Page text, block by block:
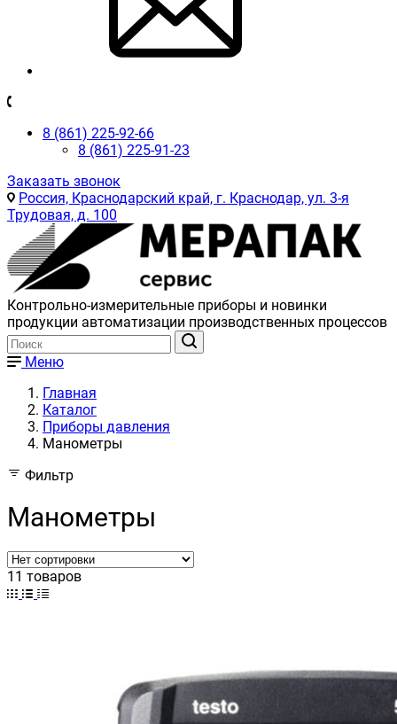
8 (861) 225-92-66
8 (861) 225-91-23
Заказать звонок
Россия, Краснодарский край, г. Краснодар, ул. 3-я
Трудовая, д. 100
Контрольно-измерительные приборы и новинки
продукции автоматизации производственных процессов
Меню
Главная
Каталог
Приборы давления
Манометры
Фильтр
Манометры
11 товаров